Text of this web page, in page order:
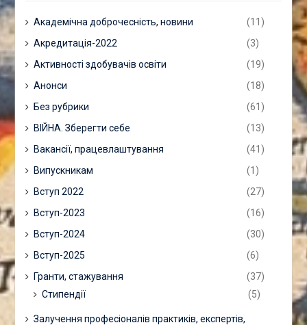
Академічна доброчесність, новини
(11)
Акредитація-2022
(3)
Активності здобувачів освіти
(19)
Анонси
(18)
Без рубрики
(61)
ВІЙНА. Зберегти себе
(13)
Вакансії, працевлаштування
(41)
Випускникам
(1)
Вступ 2022
(27)
Вступ-2023
(16)
Вступ-2024
(30)
Вступ-2025
(6)
Гранти, стажування
(37)
Стипендії
(5)
Залучення професіоналів практиків, експертів,